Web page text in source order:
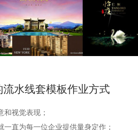
水线套模板作业方式
和视觉表现；
一直为每一位企业提供量身定作；